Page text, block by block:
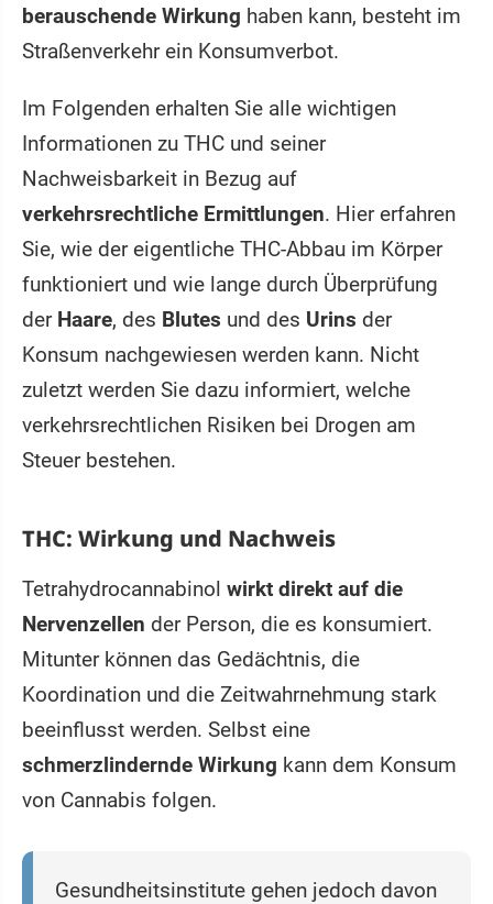
berauschende Wirkung haben kann, besteht im
Straßenverkehr ein Konsumverbot.
Im Folgenden erhalten Sie alle wichtigen
Informationen zu THC und seiner
Nachweisbarkeit in Bezug auf
verkehrsrechtliche Ermittlungen. Hier erfahren
Sie, wie der eigentliche THC-Abbau im Körper
funktioniert und wie lange durch Überprüfung
der Haare, des Blutes und des Urins der
Konsum nachgewiesen werden kann. Nicht
zuletzt werden Sie dazu informiert, welche
verkehrsrechtlichen Risiken bei Drogen am
Steuer bestehen.
THC: Wirkung und Nachweis
Tetrahydrocannabinol wirkt direkt auf die
Nervenzellen der Person, die es konsumiert.
Mitunter können das Gedächtnis, die
Koordination und die Zeitwahrnehmung stark
beeinflusst werden. Selbst eine
schmerzlindernde Wirkung kann dem Konsum
von Cannabis folgen.
Gesundheitsinstitute gehen jedoch davon